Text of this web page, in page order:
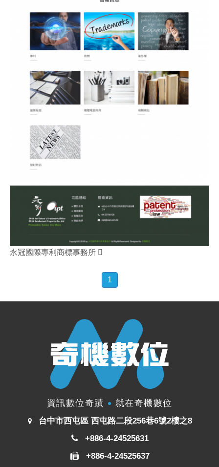
永冠國際專利商標事務所
1
資訊數位奇蹟 就在奇機數位
台中市西屯區 西屯路二段256巷6號2樓之8
+886-4-24525631
+886-4-24525637